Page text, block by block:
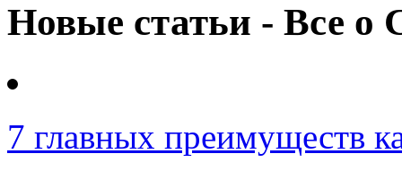
Новые статьи - Все о
7 главных преимуществ